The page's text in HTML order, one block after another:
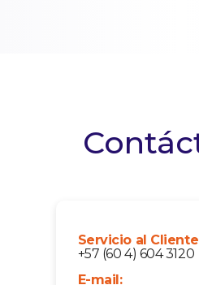
Servicio al
+57 (60 4) 604 3120
E-mail: